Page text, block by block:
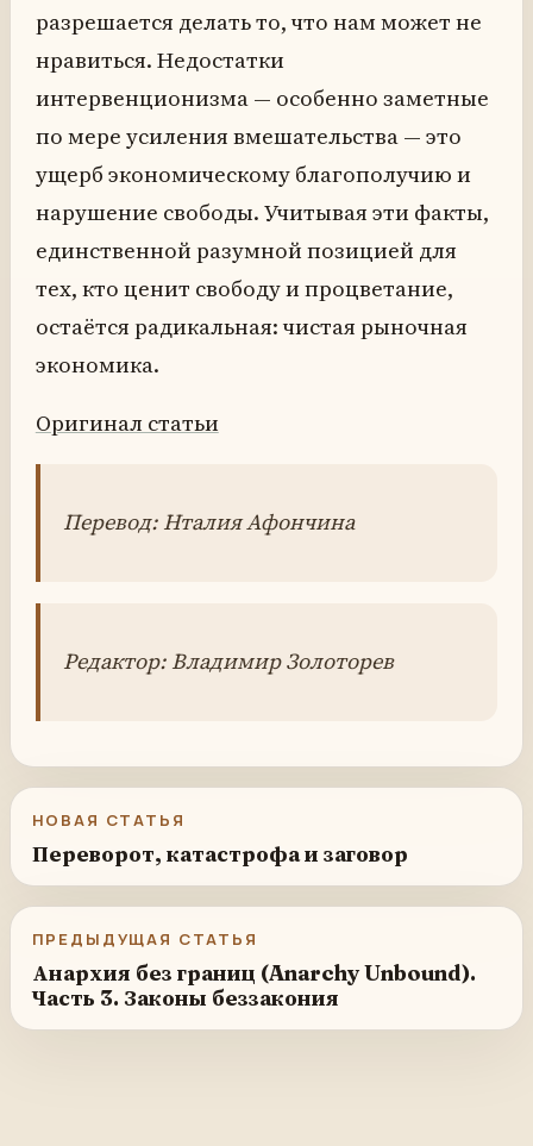
разрешается делать то, что нам может не
нравиться. Недостатки
интервенционизма — особенно заметные
по мере усиления вмешательства — это
ущерб экономическому благополучию и
нарушение свободы. Учитывая эти факты,
единственной разумной позицией для
тех, кто ценит свободу и процветание,
остаётся радикальная: чистая рыночная
экономика.
Оригинал статьи
Перевод: Нталия Афончина
Редактор: Владимир Золоторев
НОВАЯ СТАТЬЯ
Переворот, катастрофа и заговор
ПРЕДЫДУЩАЯ СТАТЬЯ
Анархия без границ (Anarchy Unbound).
Часть 3. Законы беззакония